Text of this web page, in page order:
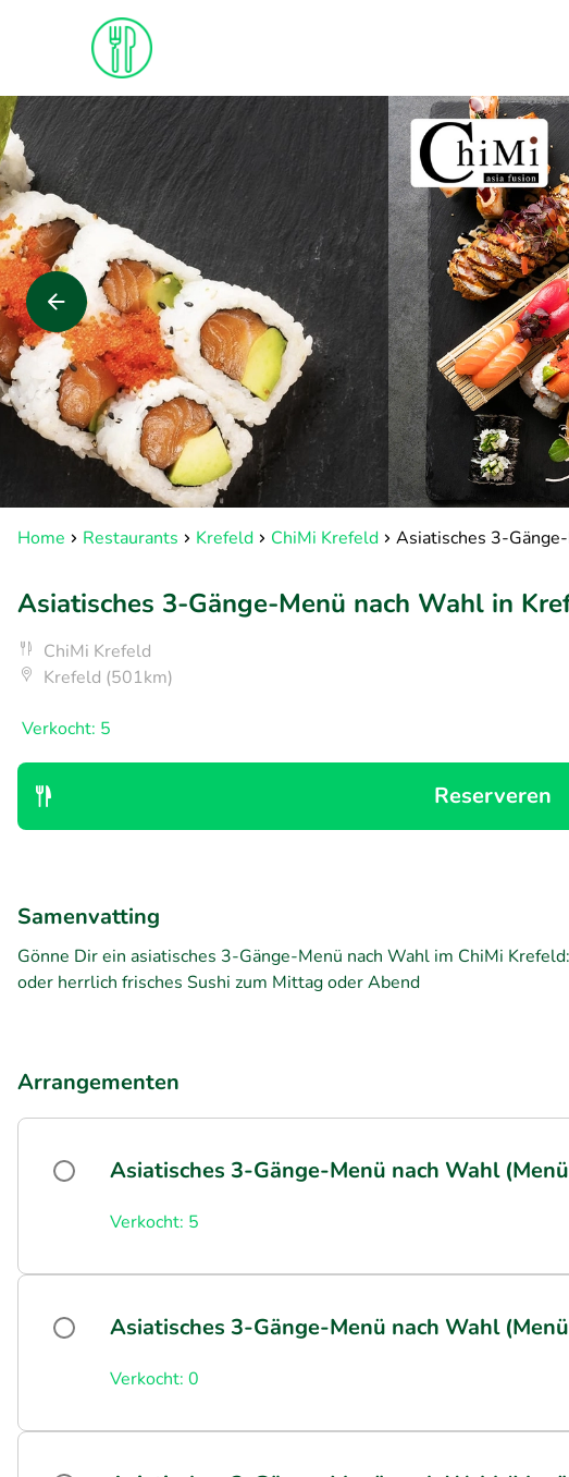
Home Restaurants Krefeld ChiMi Krefeld Asiatisches 3-
Asiatisches 3-Gänge-Menü nach Wahl in
ChiMi Krefeld
Krefeld (501km)
Verkocht: 5
Reserveren
Samenvatting
Gönne Dir ein asiatisches 3-Gänge-Menü nach Wahl im ChiMi
oder herrlich frisches Sushi zum Mittag oder Abend
Arrangementen
Asiatisches 3-Gänge-Menü nach Wahl
Verkocht: 5
Asiatisches 3-Gänge-Menü nach Wahl
Verkocht: 0